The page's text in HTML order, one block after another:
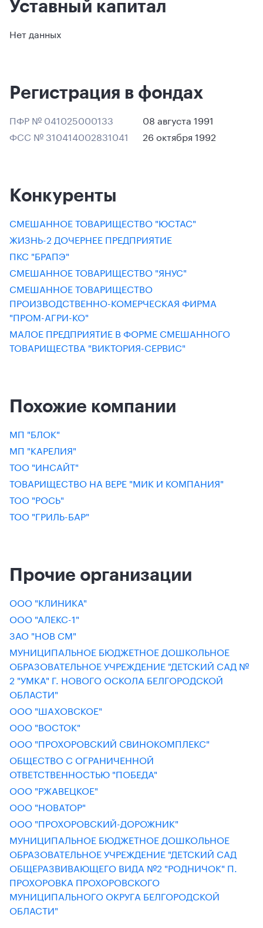
Уставный капитал
Нет данных
Регистрация в фондах
ПФР № 041025000133
08 августа 1991
ФСС № 310414002831041
26 октября 1992
Конкуренты
СМЕШАННОЕ ТОВАРИЩЕСТВО "ЮСТАС"
ЖИЗНЬ-2 ДОЧЕРНЕЕ ПРЕДПРИЯТИЕ
ПКС "БРАПЭ"
СМЕШАННОЕ ТОВАРИЩЕСТВО "ЯНУС"
СМЕШАННОЕ ТОВАРИЩЕСТВО
ПРОИЗВОДСТВЕННО-КОМЕРЧЕСКАЯ ФИРМА
"ПРОМ-АГРИ-КО"
МАЛОЕ ПРЕДПРИЯТИЕ В ФОРМЕ СМЕШАННОГО
ТОВАРИЩЕСТВА "ВИКТОРИЯ-СЕРВИС"
Похожие компании
МП "БЛОК"
МП "КАРЕЛИЯ"
ТОО "ИНСАЙТ"
ТОВАРИЩЕСТВО НА ВЕРЕ "МИК И КОМПАНИЯ"
ТОО "РОСЬ"
ТОО "ГРИЛЬ-БАР"
Прочие организации
ООО "КЛИНИКА"
ООО "АЛЕКС-1"
ЗАО "НОВ СМ"
МУНИЦИПАЛЬНОЕ БЮДЖЕТНОЕ ДОШКОЛЬНОЕ
ОБРАЗОВАТЕЛЬНОЕ УЧРЕЖДЕНИЕ "ДЕТСКИЙ САД №
2 "УМКА" Г. НОВОГО ОСКОЛА БЕЛГОРОДСКОЙ
ОБЛАСТИ"
ООО "ШАХОВСКОЕ"
ООО "ВОСТОК"
ООО "ПРОХОРОВСКИЙ СВИНОКОМПЛЕКС"
ОБЩЕСТВО С ОГРАНИЧЕННОЙ
ОТВЕТСТВЕННОСТЬЮ "ПОБЕДА"
ООО "РЖАВЕЦКОЕ"
ООО "НОВАТОР"
ООО "ПРОХОРОВСКИЙ-ДОРОЖНИК"
МУНИЦИПАЛЬНОЕ БЮДЖЕТНОЕ ДОШКОЛЬНОЕ
ОБРАЗОВАТЕЛЬНОЕ УЧРЕЖДЕНИЕ "ДЕТСКИЙ САД
ОБЩЕРАЗВИВАЮЩЕГО ВИДА №2 "РОДНИЧОК" П.
ПРОХОРОВКА ПРОХОРОВСКОГО
МУНИЦИПАЛЬНОГО ОКРУГА БЕЛГОРОДСКОЙ
ОБЛАСТИ"